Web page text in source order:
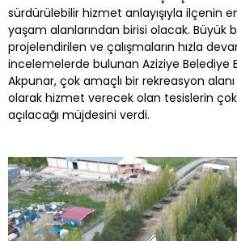
sürdürülebilir hizmet anlayışıyla ilçenin
yaşam alanlarından birisi olacak. Büyük
projelendirilen ve çalışmaların hızla
incelemelerde bulunan Aziziye Belediye
Akpunar, çok amaçlı bir rekreasyon
olarak hizmet verecek olan tesislerin
açılacağı müjdesini verdi.